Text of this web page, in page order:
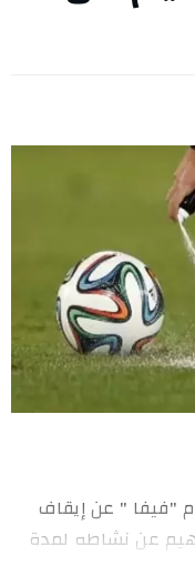
"فيفا " عن إيقاف
عن نشاطه لمدة